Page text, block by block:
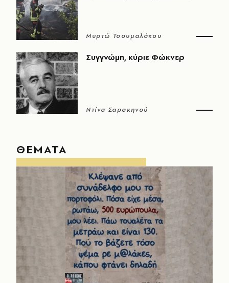
Μυρτώ Τσουμαλάκου
Συγγνώμη, κύριε Φώκνερ
Ντίνα Σαρακηνού
ΘΕΜΑΤΑ